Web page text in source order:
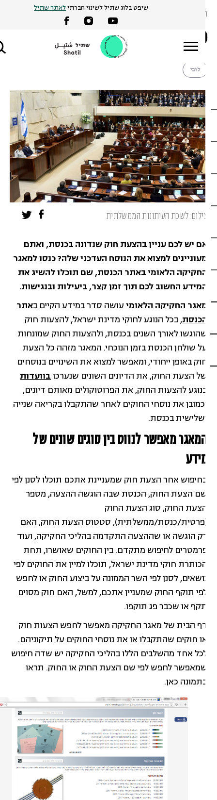
שיפט בלוג שתיל לשינוי חברתילאתר שתיל ינאי |
החקיקה הלאומי
העיתונות הממשלתית
יש לכם עניין בהצעת חוק שנדונה בכנסת, ואתם
למצוא את הנוסח העדכני שלה? כנסו למאגר
הלאומי באתר הכנסת, שם תוכלו להשיג את
החשוב לכם תוך זמן קצר, ביעילות ובנגישות.
החקיקה הלאומיעושה סדר במידע הקיים באתר
, בכל הנוגע לחוקי מדינת ישראל, להצעות חוק
לאורך השנים בכנסת, ולהצעות החוק שמונחות
שולחן הכנסת בזמן הנוכחי. המאגר מזהה כל הצעת
באופן ייחודי, ומאפשר למצוא את השינויים בנוסחים
הצעת החוק, את הדיונים השונים שנערכובוועדות
להצעות החוק, את הפרוטוקולים מאותם דיונים,
את נוסחי החוקים לאחר שהתקבלו בקריאה שנייה
בכנסת.
מאפשר לנווט בין סוגים שונים של
אחר הצעת חוק שמעניינת אתכם תוכלו לסנן לפי
הצעת החוק, הכנסת שבה הוגשה ההצעה, מספר
החוק, סוג הצעת החוק
כנסת/ממשלתית), סטטוס הצעת החוק, האם
הוגשה או שההצעה התקדמה בהליכי החקיקה, ועוד
לחיפוש מתקדם. בין החוקים שאושרו, תחת
חוקי מדינת ישראל, תוכלו למיין את החוקים לפי
לסנן לפי השר הממונה על ביצוע החוק או לחפש
תוקף החוק שמעניין אתכם, למשל, האם חוק מסוים
או שכבר פג תוקפו.
הבית של מאגר החקיקה מאפשר לחפש הצעות חוק
חוקים שהתקבלו או את נוסחי החוקים על תיקוניהם.
אחד מהשלבים הללו בהליכי החקיקה יש שדה חיפוש
לחפש לפי שם הצעת החוק או החוק. תראו
כאן.